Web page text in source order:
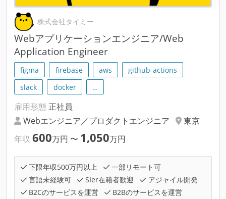
株式会社タイミー
Webアプリケーションエンジニア/Web
Application Engineer
figma firebase aws
github-actions
slack
docker …
雇用形態 正社員
Webエンジニア／プロダクトエンジニア
東京
年収 600万円 〜 1,050万円
下限年収500万円以上
一部リモート可
言語未経験可
SIer在籍者歓迎
アジャイル開発
B2Cのサービスを運営
B2Bのサービスを運営